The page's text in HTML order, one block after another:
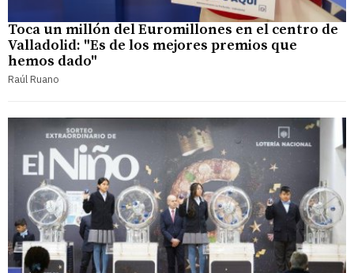
Toca un millón del Euromillones en el centro de
Valladolid: "Es de los mejores premios que
hemos dado"
Raúl Ruano